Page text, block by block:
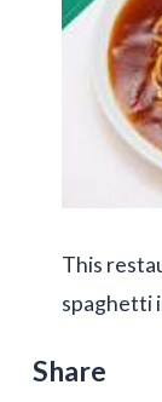
This
spaghetti
Share